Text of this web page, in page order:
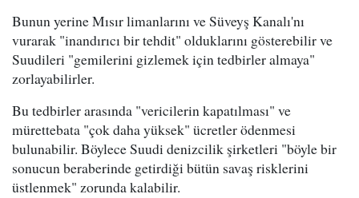
Bunun yerine Mısır limanlarını ve Süveyş Kanalı'nı
vurarak "inandırıcı bir tehdit" olduklarını gösterebilir ve
Suudileri "gemilerini gizlemek için tedbirler almaya"
zorlayabilirler.
Bu tedbirler arasında "vericilerin kapatılması" ve
mürettebata "çok daha yüksek" ücretler ödenmesi
bulunabilir. Böylece Suudi denizcilik şirketleri "böyle bir
sonucun beraberinde getirdiği bütün savaş risklerini
üstlenmek" zorunda kalabilir.